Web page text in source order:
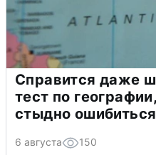
Справится даже
тест по
стыдно ошибиться
6 августа 150